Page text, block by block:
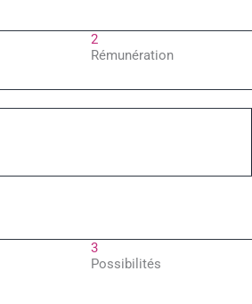
2
Rémunération
3
Possibilités